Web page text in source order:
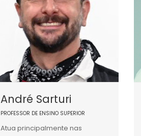
André Sarturi
PROFESSOR DE ENSINO SUPERIOR
Atua principalmente nas